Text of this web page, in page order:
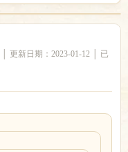
更新日期：2023-01-12 │ 已